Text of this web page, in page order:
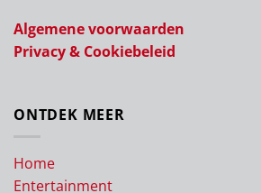
Algemene voorwaarden
Privacy & Cookiebeleid
ONTDEK MEER
Home
Entertainment